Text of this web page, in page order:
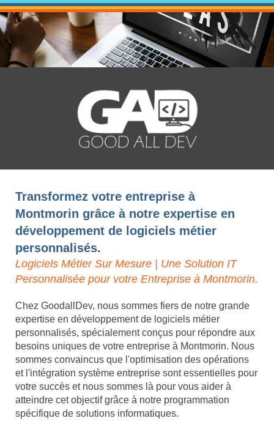
Transformez votre entreprise à
Montmorin grâce à notre expertise en
développement de logiciels métier
personnalisés.
Logiciels Métier Sur Mesure | Une Solution IT
Personnalisée pour votre Entreprise à Montmorin.
Chez GoodallDev, nous sommes fiers de notre grande
expertise en développement de logiciels métier
personnalisés, spécialement conçus pour répondre aux
besoins uniques de votre entreprise à Montmorin. Nous
sommes convaincus que l'optimisation des opérations
et l'intégration système entreprise sont essentielles pour
votre succès et nous sommes là pour vous aider à
atteindre cet objectif grâce à notre programmation
spécifique de solutions informatiques.